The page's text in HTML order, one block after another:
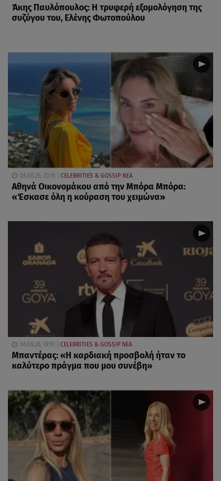
Άκης Παυλόπουλος: Η τρυφερή εξομολόγηση της
συζύγου του, Ελένης Φωτοπούλου
06.08.26, 20:16 CELEBRITIES & GOSSIP ΝΕΑ
Αθηνά Οικονομάκου από την Μπόρα Μπόρα:
«Έσκασε όλη η κούραση του χειμώνα»
06.08.26, 19:10 CELEBRITIES & GOSSIP ΝΕΑ
Μπαντέρας: «Η καρδιακή προσβολή ήταν το
καλύτερο πράγμα που μου συνέβη»